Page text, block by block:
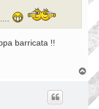
barricata !!
o